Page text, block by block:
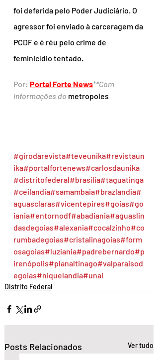
foi deferida pelo Poder Judiciário. O
agressor foi enviado à carceragem da
PCDF e é réu pelo crime de
feminicídio tentado.
Por: Portal Forte News**Com
informações do metropoles
#girodarevista#teveunika#revistaun
ika#portalfortenews#carlosdaunika
#distritofederal#brasília#taguatinga
#ceilandia#samambaia#brazlandia#
aguasclaras#vicentepires#goias#go
iania#entornodf#abadiania#aguaslin
dasdegoias#alexania#cocalzinho#co
rumbadegoias#cristalinagoias#form
osagoias#luziania#padrebernardo#p
irenópolis#planaltinago#valparaisod
egoias#niquelandia#unai
Distrito Federal
Posts Relacionados Ver tudo